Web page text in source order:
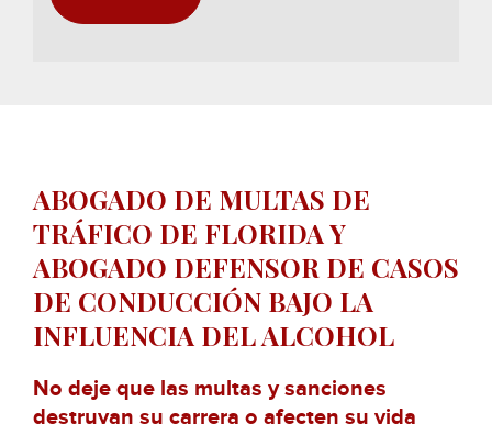
ABOGADO DE MULTAS DE
TRÁFICO DE FLORIDA Y
ABOGADO DEFENSOR DE CASOS
DE CONDUCCIÓN BAJO LA
INFLUENCIA DEL ALCOHOL
No deje que las multas y sanciones
destruyan su carrera o afecten su vida